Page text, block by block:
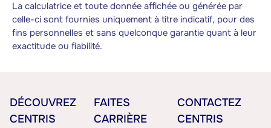
La calculatrice et toute donnée affichée ou générée par
celle-ci sont fournies uniquement à titre indicatif, pour des
fins personnelles et sans quelconque garantie quant à leur
exactitude ou fiabilité.
DÉCOUVREZ
CENTRIS
FAITES
CARRIÈRE
CONTACTEZ
CENTRIS